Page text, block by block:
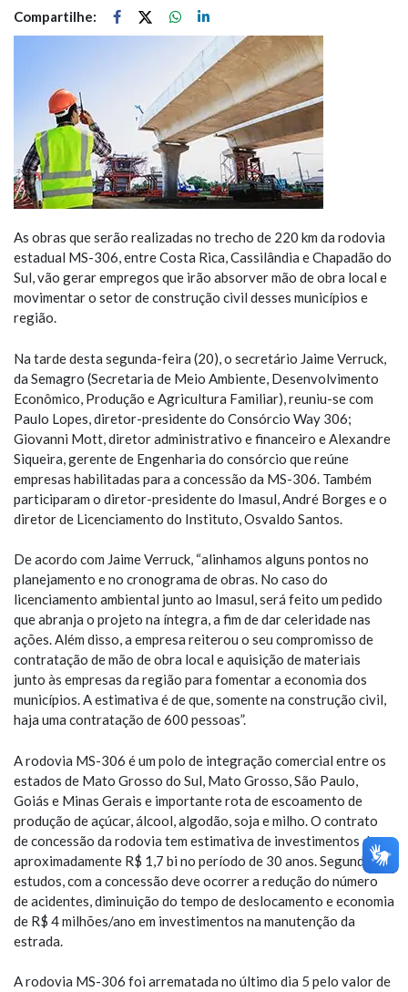
Compartilhe:
As obras que serão realizadas no trecho de 220 km da rodovia
estadual MS-306, entre Costa Rica, Cassilândia e Chapadão do
Sul, vão gerar empregos que irão absorver mão de obra local e
movimentar o setor de construção civil desses municípios e
região.
Na tarde desta segunda-feira (20), o secretário Jaime Verruck,
da Semagro (Secretaria de Meio Ambiente, Desenvolvimento
Econômico, Produção e Agricultura Familiar), reuniu-se com
Paulo Lopes, diretor-presidente do Consórcio Way 306;
Giovanni Mott, diretor administrativo e financeiro e Alexandre
Siqueira, gerente de Engenharia do consórcio que reúne
empresas habilitadas para a concessão da MS-306. Também
participaram o diretor-presidente do Imasul, André Borges e o
diretor de Licenciamento do Instituto, Osvaldo Santos.
De acordo com Jaime Verruck, “alinhamos alguns pontos no
planejamento e no cronograma de obras. No caso do
licenciamento ambiental junto ao Imasul, será feito um pedido
que abranja o projeto na íntegra, a fim de dar celeridade nas
ações. Além disso, a empresa reiterou o seu compromisso de
contratação de mão de obra local e aquisição de materiais
junto às empresas da região para fomentar a economia dos
municípios. A estimativa é de que, somente na construção civil,
haja uma contratação de 600 pessoas”.
A rodovia MS-306 é um polo de integração comercial entre os
estados de Mato Grosso do Sul, Mato Grosso, São Paulo,
Goiás e Minas Gerais e importante rota de escoamento de
produção de açúcar, álcool, algodão, soja e milho. O contrato
de concessão da rodovia tem estimativa de investimentos de
aproximadamente R$ 1,7 bi no período de 30 anos. Segundo
estudos, com a concessão deve ocorrer a redução do número
de acidentes, diminuição do tempo de deslocamento e economia
de R$ 4 milhões/ano em investimentos na manutenção da
estrada.
A rodovia MS-306 foi arrematada no último dia 5 pelo valor de